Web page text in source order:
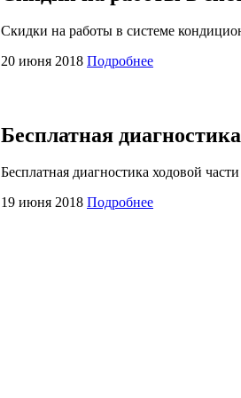
Скидки на работы в системе
20 июня 2018 Подробнее
Бесплатная диагностика
Бесплатная диагностика ходовой
19 июня 2018 Подробнее